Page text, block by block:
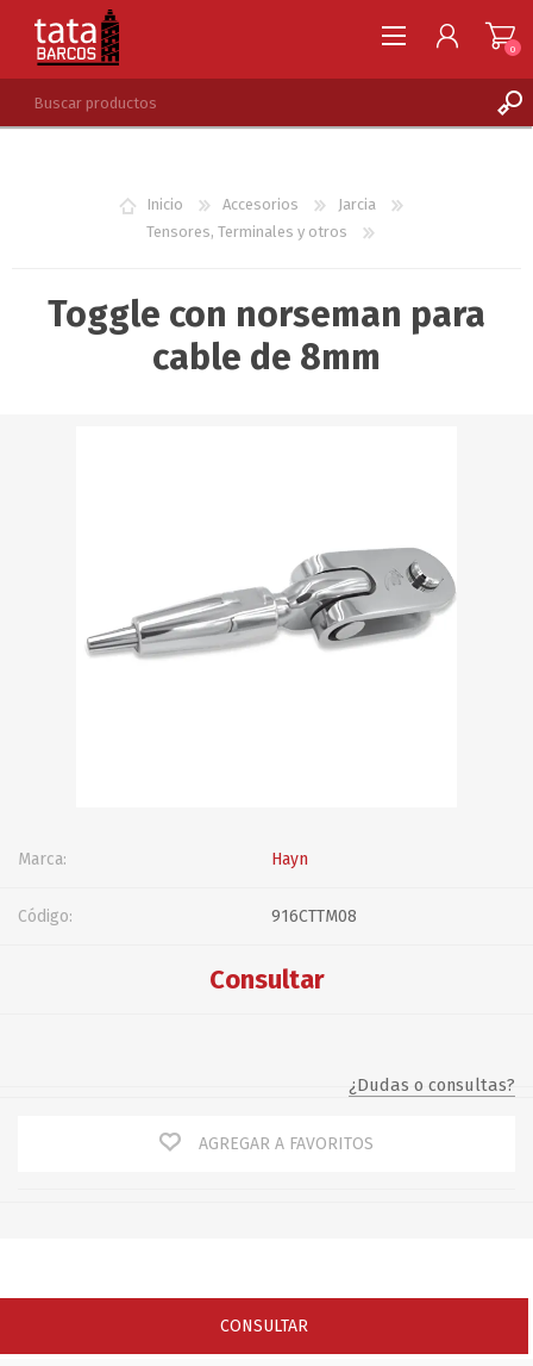
LISTA DE DESEOS
0
Inicio Accesorios
Jarcia
Tensores, Terminales y otros
Toggle con norseman para
cable de 8mm
Marca: Hayn
Código: 916CTTM08
Consultar
¿Dudas o consultas?
AGREGAR A FAVORITOS
CONSULTAR